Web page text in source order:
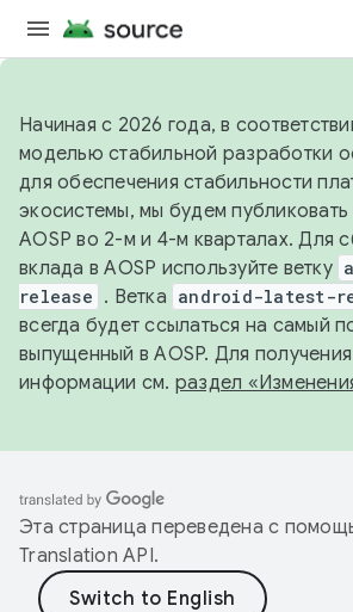
Начиная с 2026 года, в
моделью стабильной разработки
для обеспечения стабильности
экосистемы, мы будем
AOSP во 2-м и 4-м кварталах. Для
вклада в AOSP используйте ветку
release . Ветка android-latest-
всегда будет ссылаться на самый
выпущенный в AOSP. Для
информации см. раздел
Эта страница переведена с
Translation API.